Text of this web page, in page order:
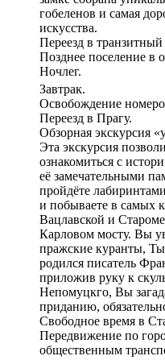
гобеленов и самая
искусства.
Переезд в
Позднее поселение в
Ночлег.
Завтрак.
Освобождение
Переезд в Прагу.
Обзорная экскурсия
Эта экскурсия
ознакомиться с
её замечательными
пройдёте
и побываете в самых
Вацлавской и
Карловом мосту. Вы
пражские куранты,
родился писатель
приложив руку к
Непомуцкго, Вы
приданию,
Свободное время в
Передвижение по
общественным